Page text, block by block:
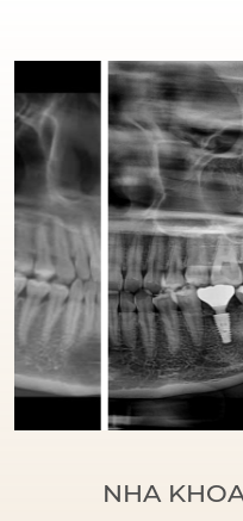
Đức tập trung vào
phương pháp điều
dựa trên khoa học
thực tiễn, đảm bảo
khách hàng có
răng vững chắc,
mỹ và sử dụng lâu
NHA